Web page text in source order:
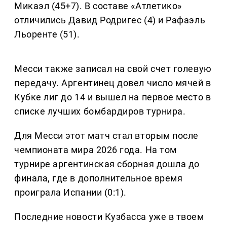
Микаэл (45+7). В составе «Атлетико»
отличились Давид Родригес (4) и Рафаэль
Льоренте (51).
Месси также записал на свой счет голевую
передачу. Аргентинец довел число мячей в
Кубке лиг до 14 и вышел на первое место в
списке лучших бомбардиров турнира.
Для Месси этот матч стал вторым после
чемпионата мира 2026 года. На том
турнире аргентинская сборная дошла до
финала, где в дополнительное время
проиграла Испании (0:1).
Последние новости Кузбасса уже в твоем